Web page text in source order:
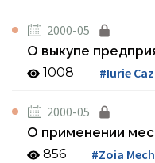
2000-05
О выкупе
1008 #Iurie
2000-05
О применении
856 #Zoia